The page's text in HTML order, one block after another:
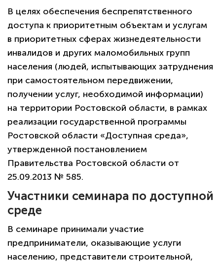
В целях обеспечения беспрепятственного
доступа к приоритетным объектам и услугам
в приоритетных сферах жизнедеятельности
инвалидов и других маломобильных групп
населения (людей, испытывающих затруднения
при самостоятельном передвижении,
получении услуг, необходимой информации)
на территории Ростовской области, в рамках
реализации государственной программы
Ростовской области «Доступная среда»,
утвержденной постановлением
Правительства Ростовской области от
25.09.2013 № 585.
Участники семинара по доступной
среде
В семинаре принимали участие
предприниматели, оказывающие услуги
населению, представители строительной,